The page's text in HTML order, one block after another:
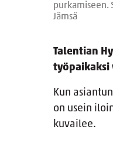
purkamiseen.
Jämsä
Talentian
Kun
on usein
kuvailee.